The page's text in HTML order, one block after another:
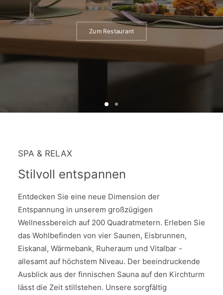
Zum Restaurant
SPA & RELAX
Stilvoll entspannen
Entdecken Sie eine neue Dimension der
Entspannung in unserem großzügigen
Wellnessbereich auf 200 Quadratmetern. Erleben Sie
das Wohlbefinden von vier Saunen, Eisbrunnen,
Eiskanal, Wärmebank, Ruheraum und Vitalbar -
allesamt auf höchstem Niveau. Der beeindruckende
Ausblick aus der finnischen Sauna auf den Kirchturm
lässt die Zeit stillstehen. Unsere sorgfältig